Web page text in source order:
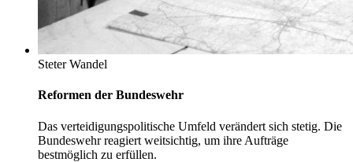
Steter Wandel
Reformen der Bundeswehr
Das verteidigungspolitische Umfeld verändert sich stetig. Die
Bundeswehr reagiert weitsichtig, um ihre Aufträge
bestmöglich zu erfüllen.